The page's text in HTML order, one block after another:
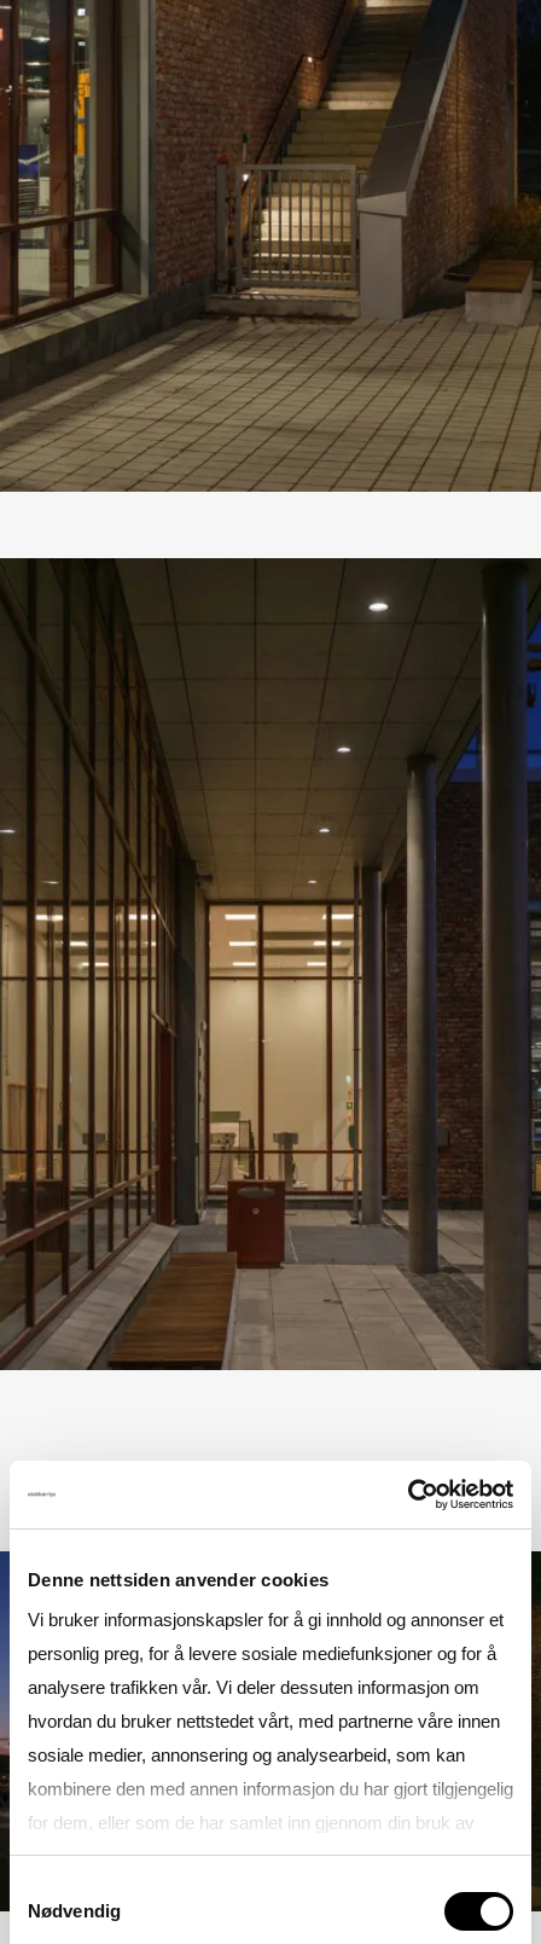
Denne nettsiden anvender cookies
Vi bruker informasjonskapsler for å gi innhold og annonser et
personlig preg, for å levere sosiale mediefunksjoner og for å
analysere trafikken vår. Vi deler dessuten informasjon om
hvordan du bruker nettstedet vårt, med partnerne våre innen
sosiale medier, annonsering og analysearbeid, som kan
kombinere den med annen informasjon du har gjort tilgjengelig
for dem, eller som de har samlet inn gjennom din bruk av
tjenestene deres.
Se gjerne vår
Nødvendig